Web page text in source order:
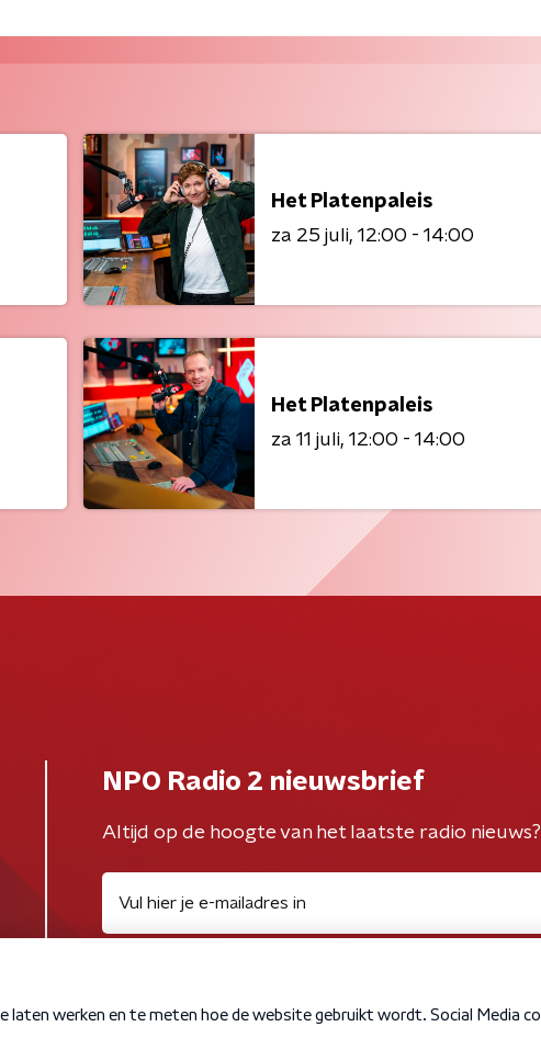
Het Platenpaleis
za 25 juli 12:00 - 14:00
Het Platenpaleis
za 11 juli 12:00 - 14:00
NPO Radio 2 nieuwsbrief
Altijd op de hoogte van het laatste radio nieuws?